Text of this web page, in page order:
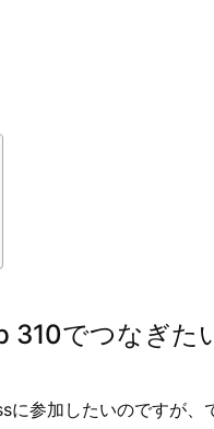
でつなぎた
参加したいのですが、